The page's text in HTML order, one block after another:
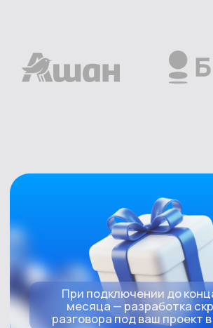
ОТВЕЧАЕМ НА
ПОПУЛЯРНЫЕ
ВОПРОСЫ